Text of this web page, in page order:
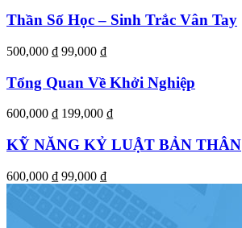
Thần Số Học – Sinh Trắc Vân Tay
500,000 ₫ 99,000 ₫
Tổng Quan Về Khởi Nghiệp
600,000 ₫ 199,000 ₫
KỸ NĂNG KỶ LUẬT BẢN THÂN
600,000 ₫ 99,000 ₫